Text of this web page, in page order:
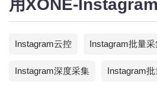
用XONE-
Instagram云控 Instagram批量采
Instagram深度采集 Instagram